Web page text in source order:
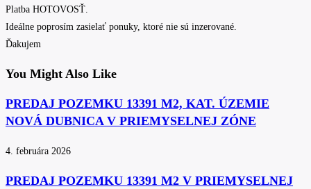
Platba HOTOVOSŤ.
Ideálne poprosím zasielať ponuky, ktoré nie sú inzerované.
Ďakujem
You Might Also Like
PREDAJ POZEMKU 13391 M2, KAT. ÚZEMIE
NOVÁ DUBNICA V PRIEMYSELNEJ ZÓNE
4. februára 2026
PREDAJ POZEMKU 13391 M2 V PRIEMYSELNEJ